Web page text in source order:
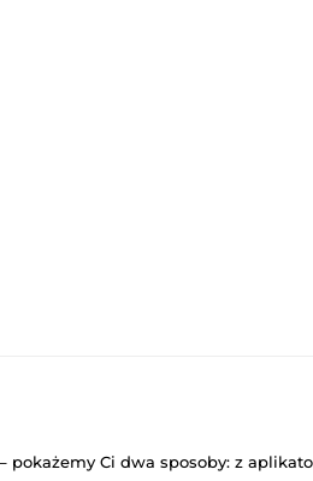
Ci dwa sposoby: z